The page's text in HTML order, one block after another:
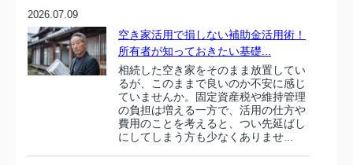
2026.07.09
空き家活用で損しない補助金活用術！
所有者が知っておきたい基礎...
相続した空き家をそのまま放置してい
るが、このままで良いのか不安に感じ
ていませんか。固定資産税や維持管理
の負担は増える一方で、活用の仕方や
費用のことを考えると、つい先延ばし
にしてしまう方も少なくありませ...